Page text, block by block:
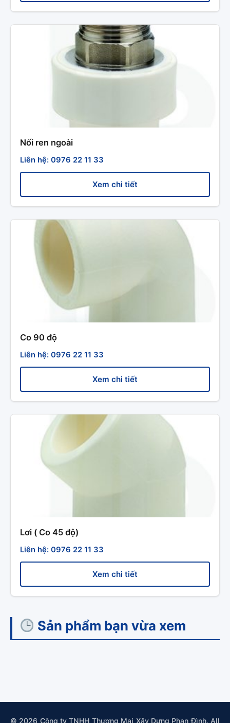
Nối ren ngoài
Liên hệ: 0976 22 11 33
Xem chi tiết
Co 90 độ
Liên hệ: 0976 22 11 33
Xem chi tiết
Lơi ( Co 45 độ)
Liên hệ: 0976 22 11 33
Xem chi tiết
Sản phẩm bạn vừa xem
© 2026 Công ty TNHH Thương Mại Xây Dựng Phan Đình. All